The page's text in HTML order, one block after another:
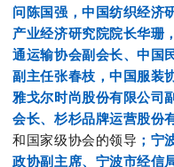
问陈国强，中国纺织经济
产业经济研究院院长华珊
通运输协会副会长、中国
副主任张春枝，中国服装
雅戈尔时尚股份有限公司
会长、杉杉品牌运营股份
和国家级协会的领导 ；宁
政协副主席、宁波市经信